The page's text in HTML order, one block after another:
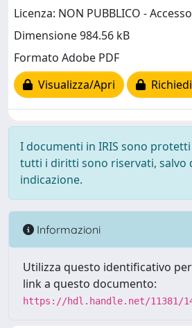
Licenza: NON PUBBLICO -
Dimensione 984.56 kB
Formato Adobe PDF
Visualizza/Apri
I documenti in IRIS sono
tutti i diritti sono riservati, salvo
indicazione.
Informazioni
Utilizza questo identificativo
link a questo documento:
https://hdl.handle.net/11381/